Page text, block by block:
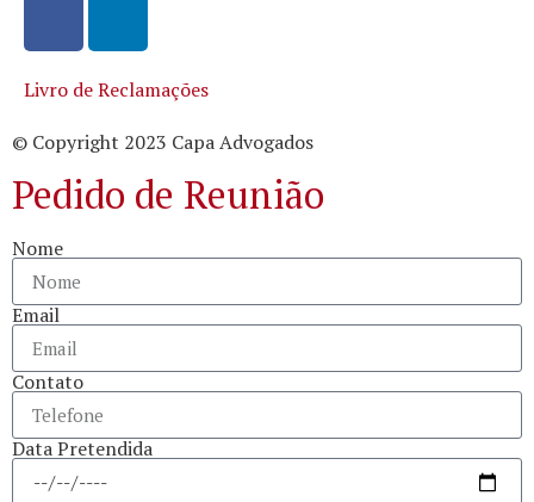
Livro de Reclamações
© Copyright 2023 Capa Advogados
Pedido de Reunião
Nome
Email
Contato
Data Pretendida